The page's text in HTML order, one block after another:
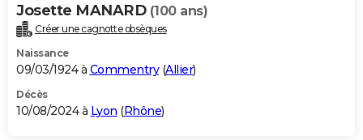
Josette MANARD (100 ans)
Créer une cagnotte obsèques
Naissance
09/03/1924 à Commentry(Allier)
Décès
10/08/2024 à Lyon (Rhône)